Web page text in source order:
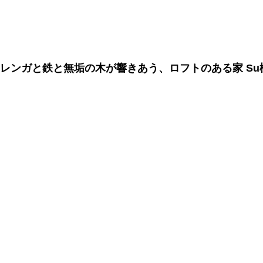
レンガと鉄と無垢の木が響きあう、ロフトのある家 Su